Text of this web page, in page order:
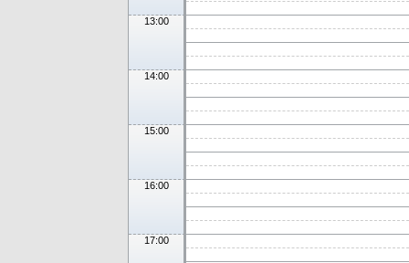
13:00
14:00
15:00
16:00
17:00